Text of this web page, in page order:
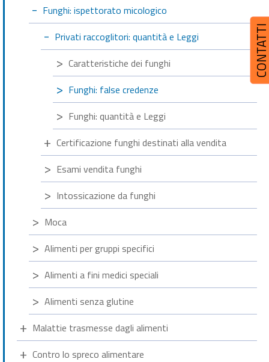
Funghi: ispettorato micologico
Privati raccoglitori: quantità e Leggi
Caratteristiche dei funghi
Funghi: false credenze
Funghi: quantità e Leggi
Certificazione funghi destinati alla vendita
Esami vendita funghi
Intossicazione da funghi
Moca
Alimenti per gruppi specifici
Alimenti a fini medici speciali
Alimenti senza glutine
Malattie trasmesse dagli alimenti
Contro lo spreco alimentare